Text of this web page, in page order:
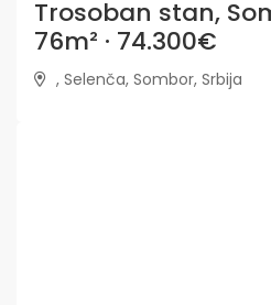
Trosoban stan,
76m² · 74.300€
, Selenča, Sombor, Srbija